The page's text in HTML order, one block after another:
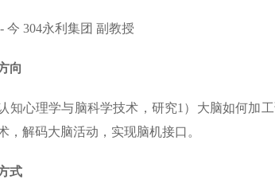
今 304永利集团 副教授
向
知心理学与脑科学技术，研究1）大脑如何加
，解码大脑活动，实现脑机接口。
式